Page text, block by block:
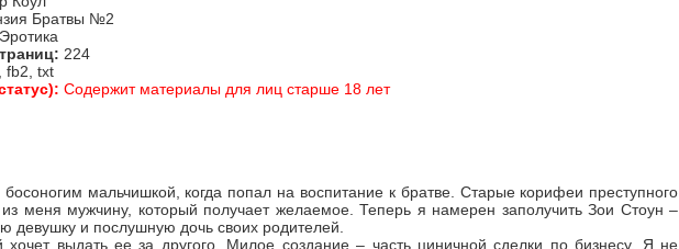
Братвы №2
224
fb2, txt
Содержит материалы для лиц старше 18 лет
мальчишкой, когда попал на воспитание к братве. Старые корифеи преступного
меня мужчину, который получает желаемое. Теперь я намерен заполучить Зои Стоун –
девушку и послушную дочь своих родителей.
выдать ее за другого. Милое создание – часть циничной сделки по бизнесу. Я не